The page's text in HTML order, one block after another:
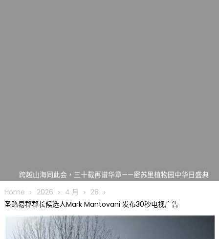
跨越山海同此会，三十载再谱华章——密苏里植物园中华日盛典
圆满举行
圣路易龙舟俱乐部5月16日龙舟体验日 邀请各界亲身体验划行乐
趣 + 水上竞速魅力
三十二载跨越时空的相逢
执掌密苏里植物园近四十年 致力推动全球植物多样性研究与中美
Home 2026 4 月
28
圣路易郡郡长候选人Mark Mantovani 发布30秒电视广告